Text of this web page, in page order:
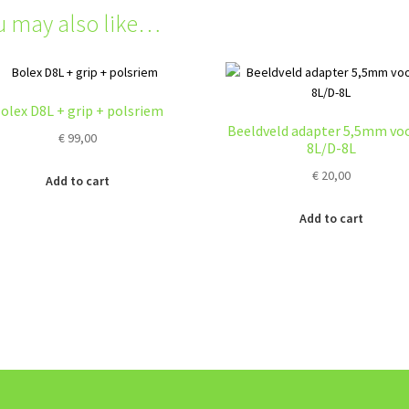
may also like…
D8L + grip + polsriem
€ 99,00
Add to cart
Beeldveld adapter 5,5mm
8L/D-8L
€20,00
Add to cart